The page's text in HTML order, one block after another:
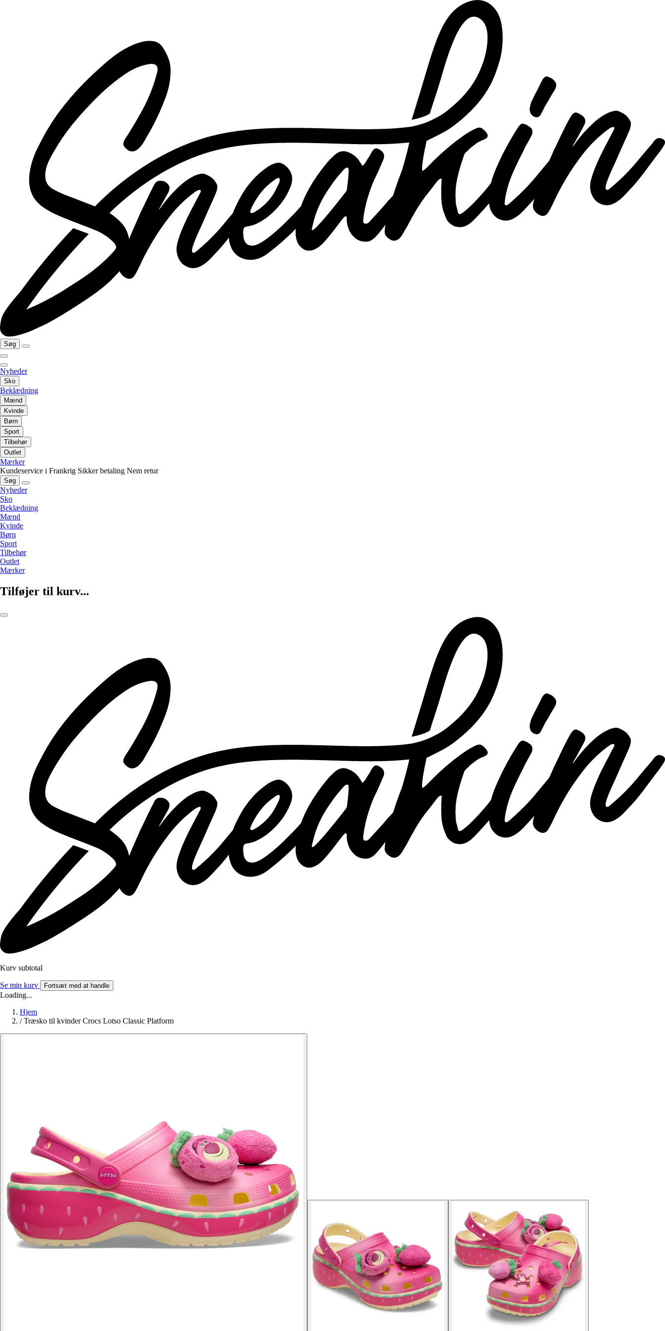
Søg
Nyheder
Sko
Beklædning
Mænd
Kvinde
Børn
Sport
Tilbehør
Outlet
Mærker
Kundeservice i Frankrig Sikker betaling Nem retur
Søg
Nyheder
Sko
Beklædning
Mænd
Kvinde
Børn
Sport
Tilbehør
Outlet
Mærker
Tilføjer til kurv...
Kurv subtotal
Se min kurv Fortsæt med at handle
Loading...
Hjem
/ Træsko til kvinder Crocs Lotso Classic Platform